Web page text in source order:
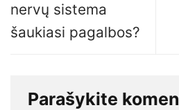
nervų sistema
šaukiasi pagalbos?
Parašykite